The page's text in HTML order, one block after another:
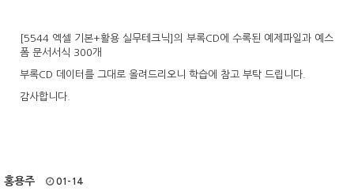
[5544 엑셀 기본+활용 실무테크닉]의 부록CD에 수록된 예제파일과 예스
폼 문서서식 300개
부록CD 데이터를 그대로 올려드리오니 학습에 참고 부탁 드립니다.
감사합니다.
홍용주 01-14